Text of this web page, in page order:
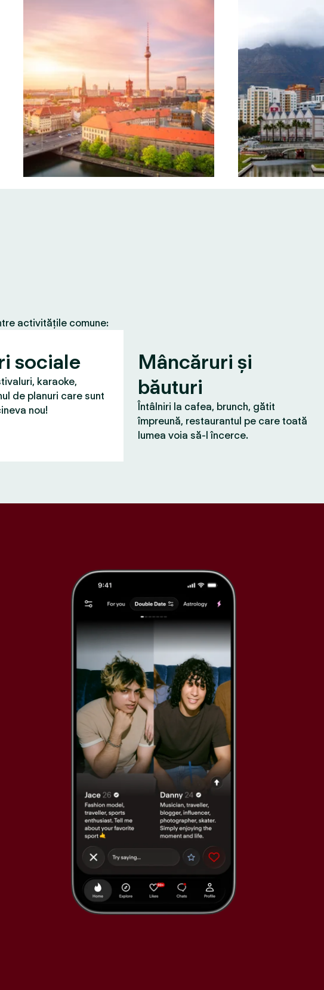
activitățile comune:
sociale
karaoke,
de planuri care sunt
nou!
Mâncăruri și
băuturi
Întâlniri la cafea, brunch, gătit
împreună, restaurantul pe care toată
lumea voia să-l încerce.